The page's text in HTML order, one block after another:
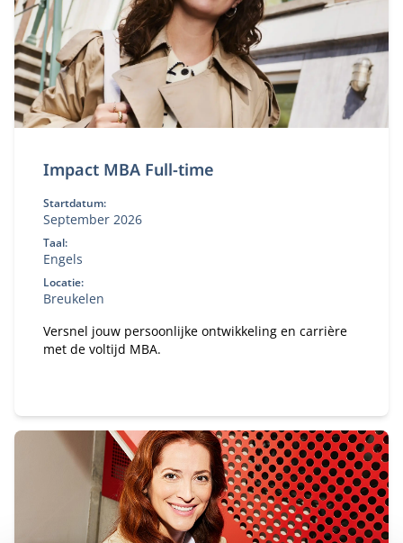
Impact MBA Full-time
Startdatum:
September 2026
Taal:
Engels
Locatie:
Breukelen
Versnel jouw persoonlijke ontwikkeling en carrière
met de voltijd MBA.